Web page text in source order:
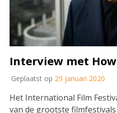
Interview met
Geplaatst op 29 januari 2020
Het International Film
van de grootste